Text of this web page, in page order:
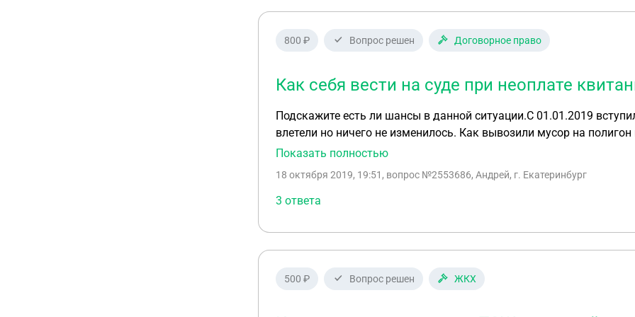
800 ₽ Вопрос решен Договорное право
Как себя вести на суде при неоплате
Подскажите есть ли шансы в данной ситуации.С 01.01.2019
влетели но ничего не изменилось. Как вывозили мусор на
происходит. Никакой сортировки ,переработки и какой либо
Теперь хотят требовать задолженность через суд. Физически
ознакомления. Обращался к представителям данной
мусороперерабатывающего завода) не хочу. Так же в тариф
окружающую среду,но эта плата уже заложена в товар и нас обязывают платить
Показать полностью
18 октября 2019, 19:51 , вопрос №2553686, Андрей, г. Екатеринбург
3 ответа
500 ₽ Вопрос решен ЖКХ